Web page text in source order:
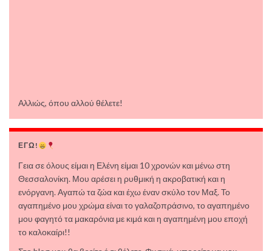
Αλλιώς, όπου αλλού θέλετε!
ΕΓΩ!
Γεια σε όλους είμαι η Ελένη είμαι 10 χρονών και μένω στη
Θεσσαλονίκη. Μου αρέσει η ρυθμική η ακροβατική και η
ενόργανη. Αγαπώ τα ζώα και έχω έναν σκύλο τον Μαξ. Το
αγαπημένο μου χρώμα είναι το γαλαζοπράσινο, το αγαπημένο
μου φαγητό τα μακαρόνια με κιμά και η αγαπημένη μου εποχή
το καλοκαίρι!!